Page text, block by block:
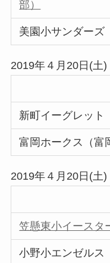
部）
美園小サンダーズ
2019年４月20日(
新町イーグレット
富岡ホークス（富
2019年４月20日(
笠懸東小イースタ
小野小エンゼルス